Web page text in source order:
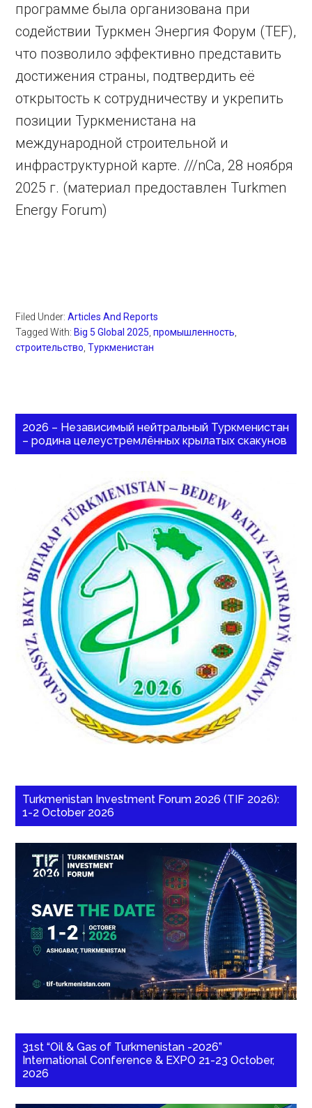
программе была организована при
содействии Туркмен Энергия Форум (TEF),
что позволило эффективно представить
достижения страны, подтвердить её
открытость к сотрудничеству и укрепить
позиции Туркменистана на
международной строительной и
инфраструктурной карте. ///nCa, 28 ноября
2025 г. (материал предоставлен Turkmen
Energy Forum)
Filed Under:Articles And Reports
Tagged With: Big 5 Global 2025 ,промышленность
строительство ,Туркменистан
2026 – Независимый нейтральный Туркменистан
– родина целеустремлённых крылатых скакунов
Turkmenistan Investment Forum 2026 (TIF 2026):
1-2 October 2026
31st “Oil & Gas of Turkmenistan -2026”
International Conference & EXPO 21-23 October,
2026